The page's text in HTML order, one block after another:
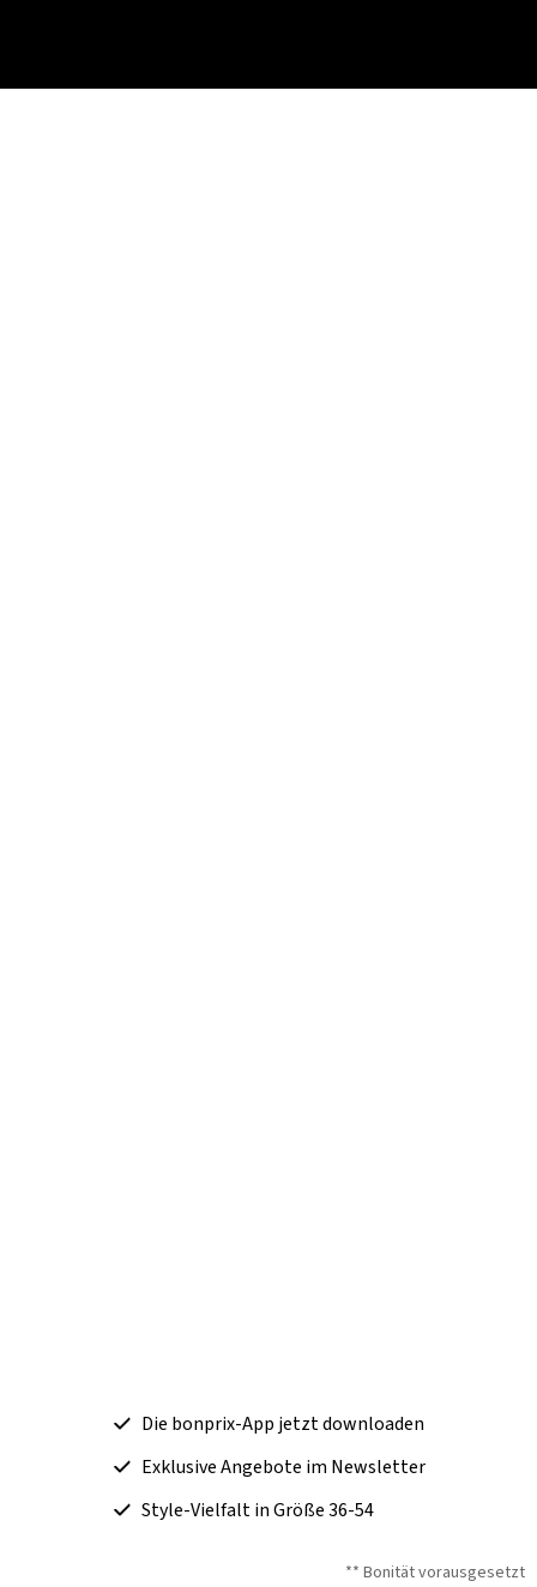
Die bonprix-App jetzt downloaden
Exklusive Angebote im Newsletter
Style-Vielfalt in Größe 36-54
** Bonität vorausgesetzt